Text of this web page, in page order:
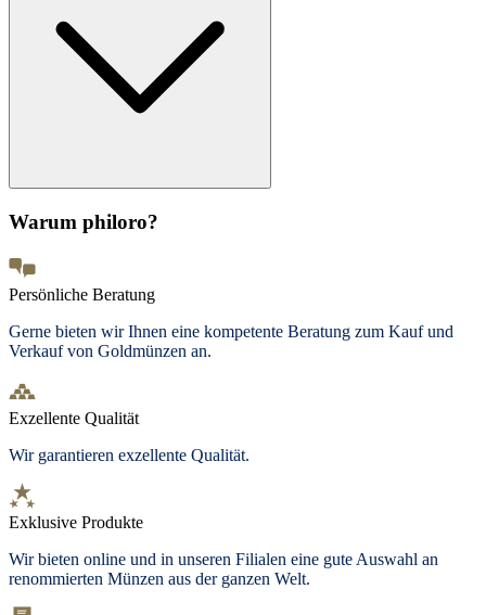
Warum philoro?
Persönliche Beratung
Gerne bieten wir Ihnen eine kompetente Beratung zum Kauf und
Verkauf von Goldmünzen an.
Exzellente Qualität
Wir garantieren exzellente Qualität.
Exklusive Produkte
Wir bieten online und in unseren Filialen eine gute Auswahl an
renommierten Münzen aus der ganzen Welt.